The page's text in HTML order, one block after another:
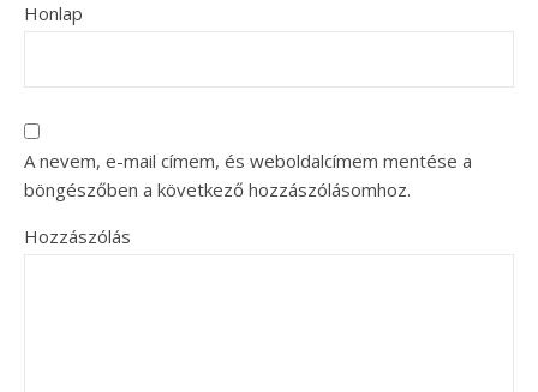
Honlap
A nevem, e-mail címem, és weboldalcímem mentése a
böngészőben a következő hozzászólásomhoz.
Hozzászólás